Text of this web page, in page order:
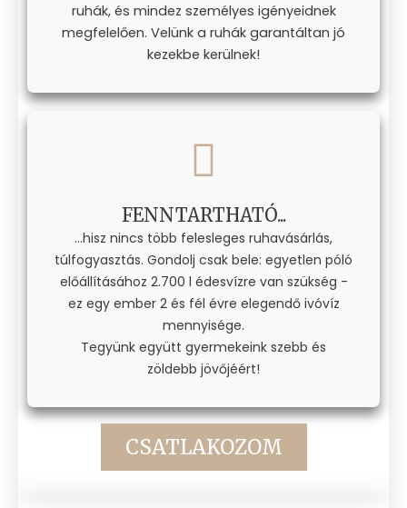
ruhák, és mindez személyes igényeidnek
megfelelően. Velünk a ruhák garantáltan jó
kezekbe kerülnek!
FENNTARTHATÓ...
...hisz nincs több felesleges ruhavásárlás,
túlfogyasztás. Gondolj csak bele: egyetlen póló
előállításához 2.700 l édesvízre van szükség -
ez egy ember 2 és fél évre elegendő ivóvíz
mennyisége.
Tegyünk együtt gyermekeink szebb és
zöldebb jövőjéért!
CSATLAKOZOM